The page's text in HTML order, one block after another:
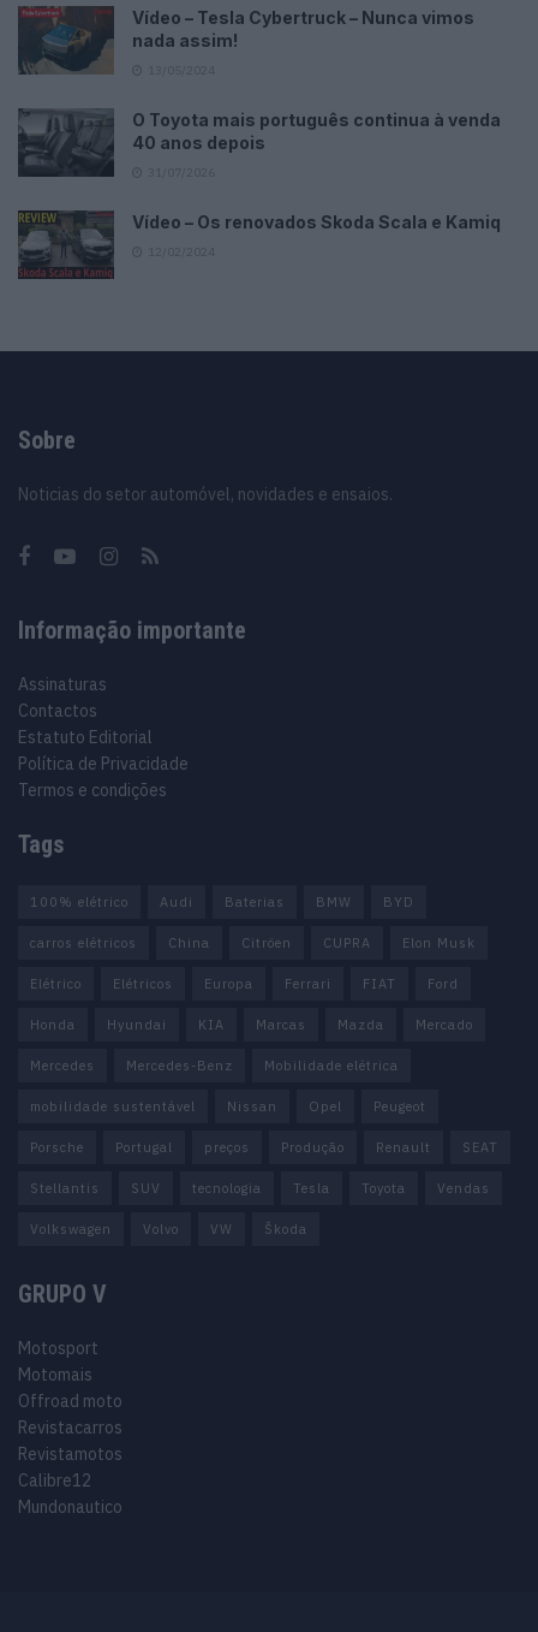
Vídeo – Tesla Cybertruck – Nunca vimos
nada assim!
O Toyota mais português continua à venda
40 anos depois
Vídeo – Os renovados Skoda Scala e Kamiq
Sobre
Noticias do setor automóvel, novidades e ensaios.
Informação importante
Assinaturas
Contactos
Estatuto Editorial
Política de Privacidade
Termos e condições
Tags
100% elétrico Audi Baterias BMW BYD
carros elétricos China Citröen CUPRA Elon Musk
Elétrico Elétricos Europa Ferrari FIAT Ford
Honda Hyundai KIA Marcas Mazda Mercado
Mercedes Mercedes-Benz Mobilidade elétrica
mobilidade sustentável Nissan Opel Peugeot
Porsche Portugal preços Produção Renault SEAT
Stellantis SUV tecnologia Tesla Toyota Vendas
Volkswagen Volvo VW Škoda
GRUPO V
Motosport
Motomais
Offroad moto
Revistacarros
Revistamotos
Calibre12
Mundonautico